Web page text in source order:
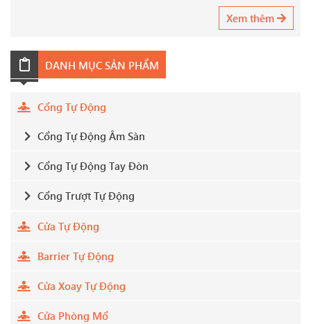
Xem thêm
DANH MỤC SẢN PHẨM
Cổng Tự Động
Cổng Tự Động Âm Sàn
Cổng Tự Động Tay Đòn
Cổng Trượt Tự Động
Cửa Tự Động
Barrier Tự Động
Cửa Xoay Tự Động
Cửa Phòng Mổ